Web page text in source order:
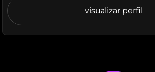
visualizar perfil